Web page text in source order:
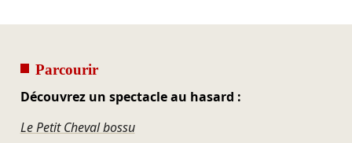
Parcourir
Découvrez un spectacle au hasard :
Le Petit Cheval bossu